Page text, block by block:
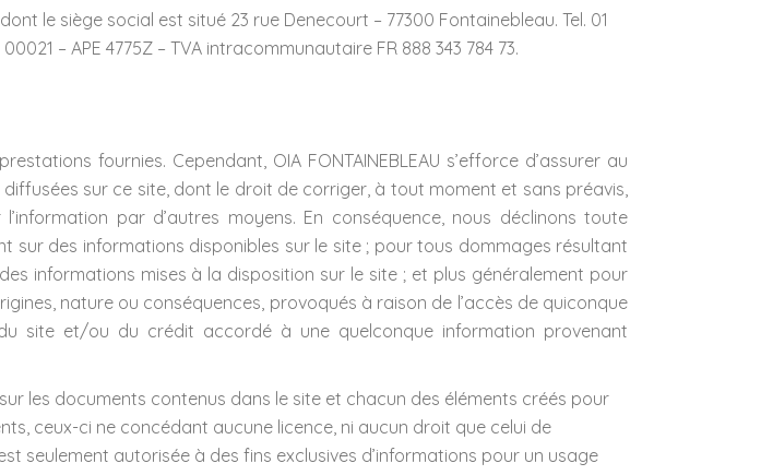
le siège social est situé 23 rue Denecourt – 77300 Fontainebleau. Tel. 01
– APE 4775Z – TVA intracommunautaire FR 888 343 784 73.
fournies. Cependant, OIA FONTAINEBLEAU s’efforce d’assurer au
sur ce site, dont le droit de corriger, à tout moment et sans préavis,
par d’autres moyens. En conséquence, nous déclinons toute
des informations disponibles sur le site ; pour tous dommages résultant
informations mises à la disposition sur le site ; et plus généralement pour
nature ou conséquences, provoqués à raison de l’accès de quiconque
site et/ou du crédit accordé à une quelconque information provenant
les documents contenus dans le site et chacun des éléments créés pour
ceux-ci ne concédant aucune licence, ni aucun droit que celui de
seulement autorisée à des fins exclusives d’informations pour un usage